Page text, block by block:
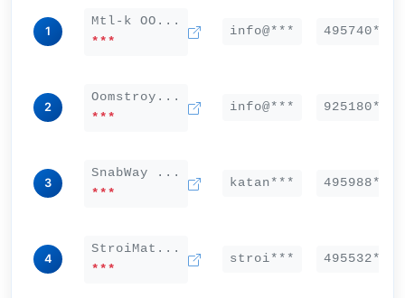
1
Mtl-k ОО...
***
info@*** 495740***
2
Oomstroy...
***
info@*** 925180***
3
SnabWay ...
***
katan*** 495988***
4
StroiMat...
***
stroi*** 495532***